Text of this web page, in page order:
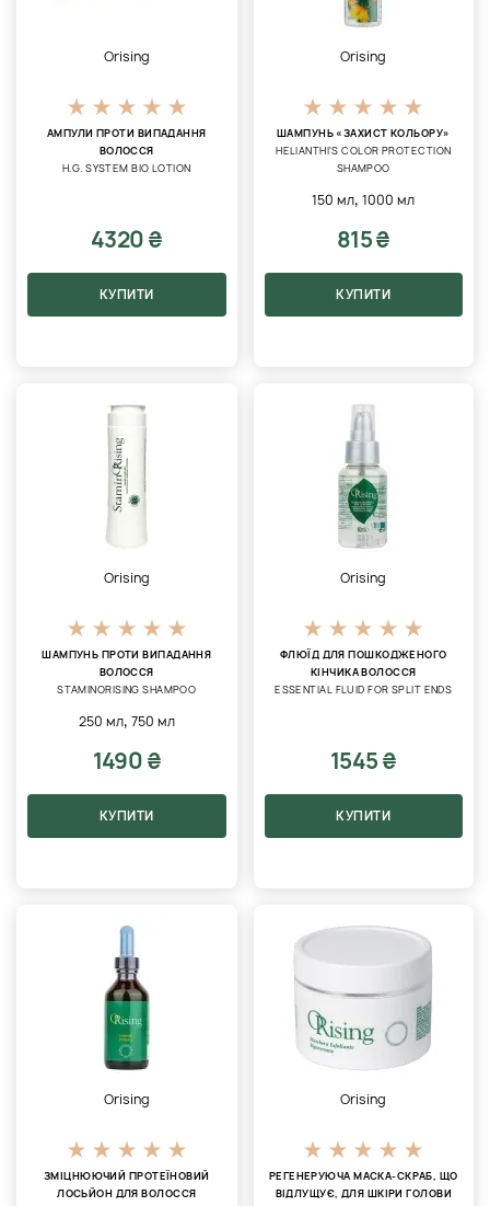
Orising
АМПУЛИ ПРОТИ ВИПАДАННЯ
ВОЛОССЯ
H.G. SYSTEM BIO LOTION
4320 ₴
КУПИТИ
Orising
ШАМПУНЬ «ЗАХИСТ КОЛЬОРУ»
HELIANTHI'S COLOR PROTECTION
SHAMPOO
150 мл,1000 мл
815 ₴
КУПИТИ
Orising
ШАМПУНЬ ПРОТИ ВИПАДАННЯ
ВОЛОССЯ
STAMINORISING SHAMPOO
250 мл, 750 мл
1490 ₴
КУПИТИ
Orising
ФЛЮЇД ДЛЯ ПОШКОДЖЕНОГО
КІНЧИКА ВОЛОССЯ
ESSENTIAL FLUID FOR SPLIT ENDS
1545 ₴
КУПИТИ
Orising
ЗМІЦНЮЮЧИЙ ПРОТЕЇНОВИЙ
ЛОСЬЙОН ДЛЯ ВОЛОССЯ
Orising
РЕГЕНЕРУЮЧА МАСКА-СКРАБ, ЩО
ВІДЛУЩУЄ, ДЛЯ ШКІРИ ГОЛОВИ